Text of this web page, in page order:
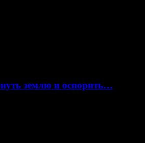
землю и оспорить…